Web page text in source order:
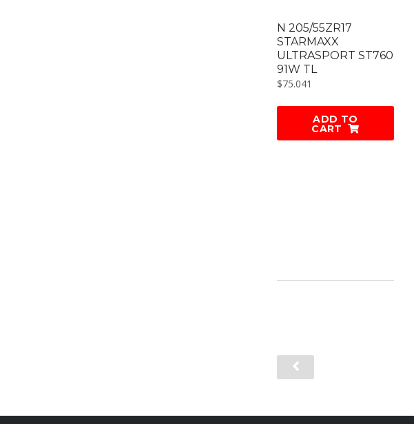
N 205/55ZR17
STARMAXX
ULTRASPORT ST760
91W TL
$75.041
ADD TO
CART